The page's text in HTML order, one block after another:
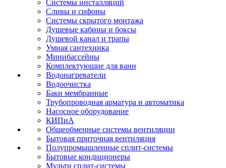
Системы инсталляций
Сливы и сифоны
Системы скрытого монтажа
Душевые кабины и боксы
Душевой канал и трапы
Умная сантехника
Минибассейны
Комплектующие для ванн
Водонагреватели
Водоочистка
Баки мембранные
Трубопроводная арматура и автоматика
Насосное оборудование
КИПиА
Общеобменные системы вентиляции
Бытовая приточная вентиляция
Полупромышленные сплит-системы
Бытовые кондиционеры
Мульти сплит-системы